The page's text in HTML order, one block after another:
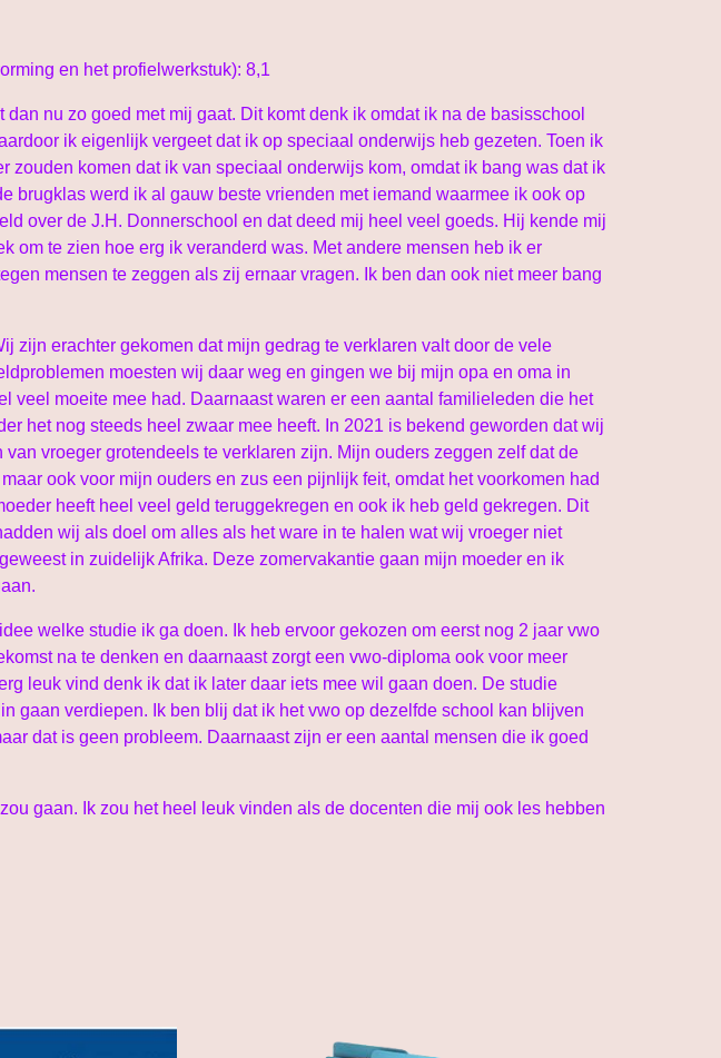
en het profielwerkstuk): 8,1
nu zo goed met mij gaat. Dit komt denk ik omdat ik na de basisschool
ik eigenlijk vergeet dat ik op speciaal onderwijs heb gezeten. Toen ik
komen dat ik van speciaal onderwijs kom, omdat ik bang was dat ik
brugklas werd ik al gauw beste vrienden met iemand waarmee ik ook op
over de J.H. Donnerschool en dat deed mij heel veel goeds. Hij kende mij
om te zien hoe erg ik veranderd was. Met andere mensen heb ik er
mensen te zeggen als zij ernaar vragen. Ik ben dan ook niet meer bang
zijn erachter gekomen dat mijn gedrag te verklaren valt door de vele
moesten wij daar weg en gingen we bij mijn opa en oma in
veel moeite mee had. Daarnaast waren er een aantal familieleden die het
het nog steeds heel zwaar mee heeft. In 2021 is bekend geworden dat wij
vroeger grotendeels te verklaren zijn. Mijn ouders zeggen zelf dat de
ook voor mijn ouders en zus een pijnlijk feit, omdat het voorkomen had
heeft heel veel geld teruggekregen en ook ik heb geld gekregen. Dit
wij als doel om alles als het ware in te halen wat wij vroeger niet
in zuidelijk Afrika. Deze zomervakantie gaan mijn moeder en ik
welke studie ik ga doen. Ik heb ervoor gekozen om eerst nog 2 jaar vwo
na te denken en daarnaast zorgt een vwo-diploma ook voor meer
leuk vind denk ik dat ik later daar iets mee wil gaan doen. De studie
gaan verdiepen. Ik ben blij dat ik het vwo op dezelfde school kan blijven
dat is geen probleem. Daarnaast zijn er een aantal mensen die ik goed
gaan. Ik zou het heel leuk vinden als de docenten die mij ook les hebben